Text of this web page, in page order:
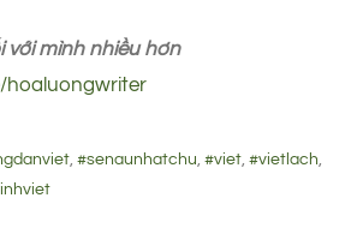
với mình nhiều hơn
hoaluongwriter
, #senaunhatchu, #viet, #vietlach,